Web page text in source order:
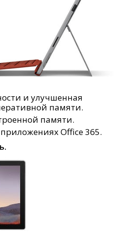
и улучшенная
памяти.
памяти.
Office 365.